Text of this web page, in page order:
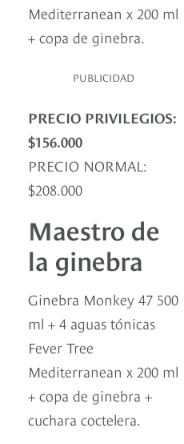
Mediterranean x 200 ml
+ copa de ginebra.
PUBLICIDAD
PRECIO PRIVILEGIOS:
$156.000
PRECIO NORMAL:
$208.000
Maestro de
la ginebra
Ginebra Monkey 47 500
ml + 4 aguas tónicas
Fever Tree
Mediterranean x 200 ml
+ copa de ginebra +
cuchara coctelera.